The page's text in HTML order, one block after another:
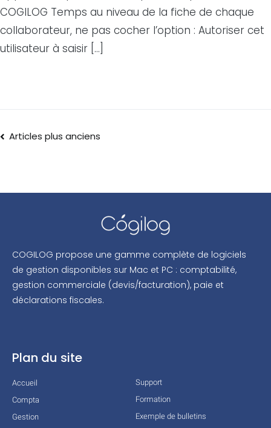
COGILOG Temps au niveau de la fiche de chaque
collaborateur, ne pas cocher l’option : Autoriser cet
utilisateur à saisir […]
Articles plus anciens
COGILOG propose une gamme complète de logiciels
de gestion disponibles sur Mac et PC : comptabilité,
gestion commerciale (devis/facturation), paie et
déclarations fiscales.
Plan du site
Accueil
Compta
Gestion
Support
Formation
Exemple de bulletins